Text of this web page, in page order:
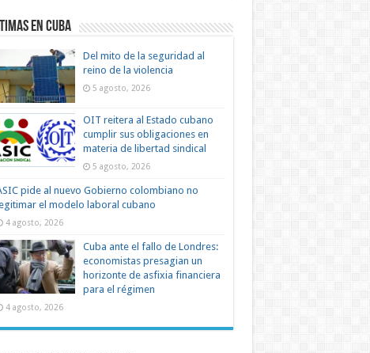
en Cuba
Del mito de la seguridad al
reino de la violencia
5 agosto, 2026
OIT reitera al Estado cubano
cumplir sus obligaciones en
materia de libertad sindical
5 agosto, 2026
pide al nuevo Gobierno colombiano no
el modelo laboral cubano
4 agosto, 2026
Cuba ante el fallo de Londres:
economistas presagian un
horizonte de asfixia financiera
para el régimen
4 agosto, 2026